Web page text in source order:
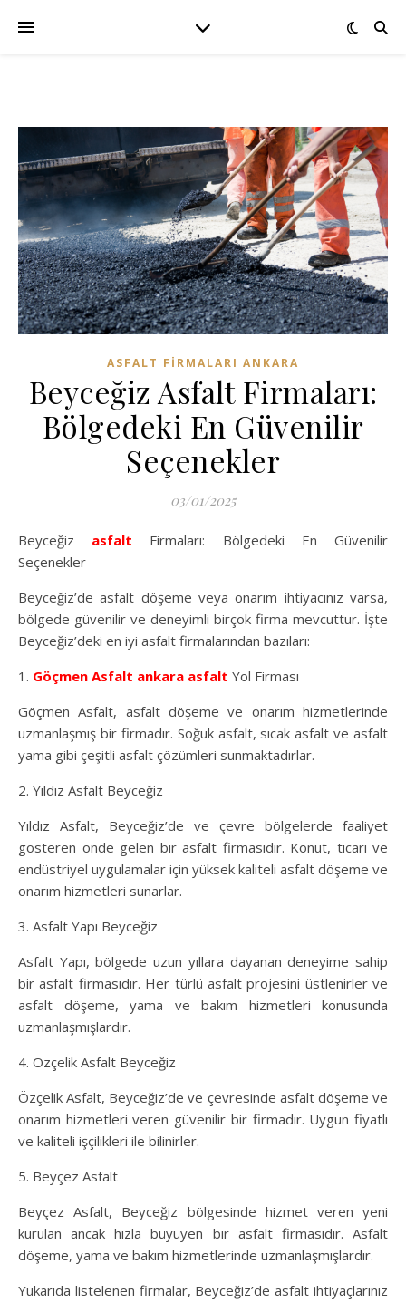
ASFALT FIRMALARI ANKARA
Beyceğiz Asfalt Firmaları:
Bölgedeki En Güvenilir
Seçenekler
03/01/2025
Beyceğiz asfalt Firmaları: Bölgedeki En Güvenilir
Seçenekler
Beyceğiz’de asfalt döşeme veya onarım ihtiyacınız varsa,
bölgede güvenilir ve deneyimli birçok firma mevcuttur. İşte
Beyceğiz’deki en iyi asfalt firmalarından bazıları:
1. Göçmen Asfalt ankara asfalt Yol Firması
Göçmen Asfalt, asfalt döşeme ve onarım hizmetlerinde
uzmanlaşmış bir firmadır. Soğuk asfalt, sıcak asfalt ve asfalt
yama gibi çeşitli asfalt çözümleri sunmaktadırlar.
2. Yıldız Asfalt Beyceğiz
Yıldız Asfalt, Beyceğiz’de ve çevre bölgelerde faaliyet
gösteren önde gelen bir asfalt firmasıdır. Konut, ticari ve
endüstriyel uygulamalar için yüksek kaliteli asfalt döşeme ve
onarım hizmetleri sunarlar.
3. Asfalt Yapı Beyceğiz
Asfalt Yapı, bölgede uzun yıllara dayanan deneyime sahip
bir asfalt firmasıdır. Her türlü asfalt projesini üstlenirler ve
asfalt döşeme, yama ve bakım hizmetleri konusunda
uzmanlaşmışlardır.
4. Özçelik Asfalt Beyceğiz
Özçelik Asfalt, Beyceğiz’de ve çevresinde asfalt döşeme ve
onarım hizmetleri veren güvenilir bir firmadır. Uygun fiyatlı
ve kaliteli işçilikleri ile bilinirler.
5. Beyçez Asfalt
Beyçez Asfalt, Beyceğiz bölgesinde hizmet veren yeni
kurulan ancak hızla büyüyen bir asfalt firmasıdır. Asfalt
döşeme, yama ve bakım hizmetlerinde uzmanlaşmışlardır.
Yukarıda listelenen firmalar, Beyceğiz’de asfalt ihtiyaçlarınız